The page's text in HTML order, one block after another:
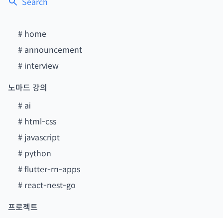
# home
# announcement
# interview
노마드 강의
# ai
# html-css
# javascript
# python
#flutter-rn-apps
# react-nest-go
프로젝트